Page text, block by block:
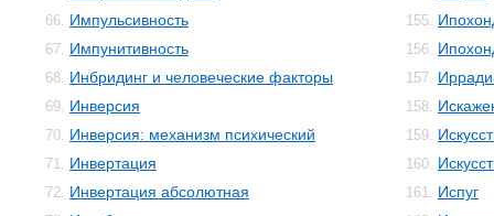
66. Импульсивность
67. Импунитивность
68. Инбридинг и человеческие факторы
69. Инверсия
70. Инверсия: механизм психический
71. Инвертация
72. Инвертация абсолютная
155.
156.
157.
158.
159.
160.
161. Испуг